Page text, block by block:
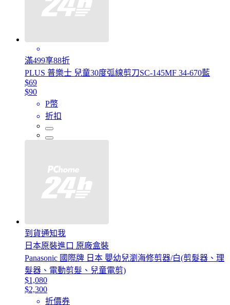
滿499享88折
PLUS 普樂士 兒童30度弧線剪刀SC-145MF 34-670藍
$69
$90
P幣
折扣
到貨通知我
日本原裝進口 原廠盒裝
Panasonic 國際牌 日本 嬰幼兒瀏海修剪器/白(剪髮器、理
髮器、電動剪髮、兒童電剪)
$1,080
$2,300
折價券